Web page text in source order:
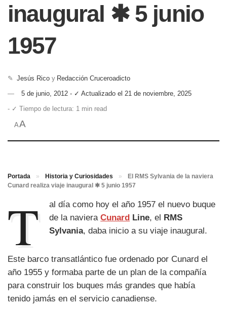
inaugural ✱ 5 junio
1957
✎ Jesús Rico y Redacción Cruceroadicto
5 de junio, 2012 - ✓ Actualizado el 21 de noviembre, 2025
- ✓ Tiempo de lectura: 1 min read
AA
Portada » Historia y Curiosidades »
El RMS Sylvania de la naviera
Cunard realiza viaje inaugural ✱ 5 junio 1957
T
al día como hoy el año 1957 el nuevo buque
de la navieraCunard Line, el
RMS
Sylvania, daba inicio a su viaje inaugural.
Este barco transatlántico fue ordenado por Cunard el
año 1955 y formaba parte de un plan de la compañía
para construir los buques más grandes que había
tenido jamás en el servicio canadiense.